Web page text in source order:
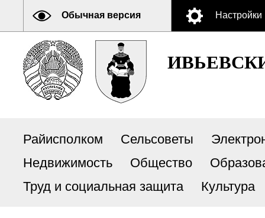
Обычная версия Настройки
Райисполком Сельсоветы
Недвижимость
Общество
Труд и социальная защита
Культура